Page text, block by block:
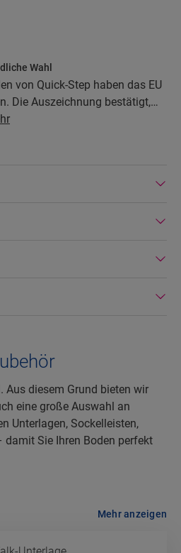
Wahl
von Quick-Step haben das EU
Die Auszeichnung bestätigt,
mindestens 80 % aus
Die Laminatböden von Quick-
abgedeckt. Außerdem
Aus diesem Grund bieten wir
eine große Auswahl an
Unterlagen, Sockelleisten,
damit Sie Ihren Boden perfekt
Mehr anzeigen